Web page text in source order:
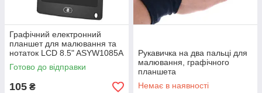
Графічний електронний
планшет для малювання та
нотаток LCD 8.5" ASYW1085A
Готово до відправки
105 ₴
Рукавичка на два пальці для
малювання, графічного
планшета
Немає в наявності